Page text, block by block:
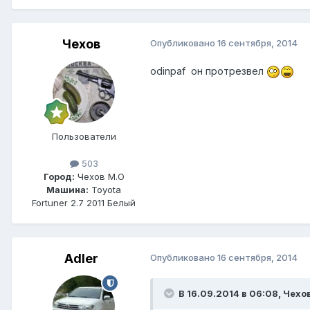
Чехов
Пользователи
503
Город: Чехов М.О
Машина: Toyota
Fortuner 2.7 2011 Белый
Опубликовано 16 сентября, 2014
odinpaf он протрезвел
Adler Опубликовано 16 сентября, 2014
В 16.09.2014 в 06:08,